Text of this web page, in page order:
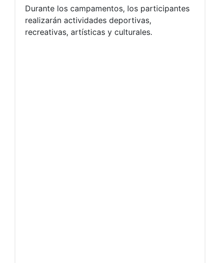
Durante los campamentos, los participantes
realizarán actividades deportivas,
recreativas, artísticas y culturales.